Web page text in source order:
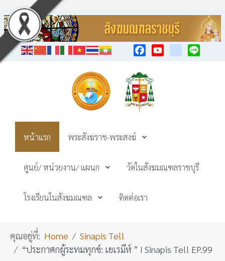
หน้าแรก พระสังฆราช-พระสงฆ์
ศูนย์/ หน่วยงาน/ แผนก วัดในสังฆมณฑลราชบุรี
โรงเรียนในสังฆมณฑล ติดต่อเรา
คุณอยู่ที่: Home
Sinapis Tell
“ประกาศกผู้ระทมทุกข์: เยเรมีห์ ” I Sinapis Tell EP.99